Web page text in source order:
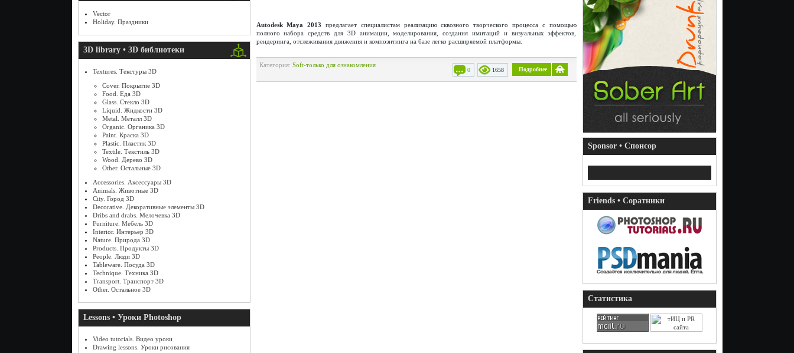
Vector
Holiday. Праздники
3D library • 3D библиотеки
Textures. Текстуры 3D
Cover. Покрытие 3D
Food. Еда 3D
Glass. Стекло 3D
Liquid. Жидкости 3D
Metal. Металл 3D
Organic. Органика 3D
Paint. Краска 3D
Plastic. Пластик 3D
Textile. Текстиль 3D
Wood. Дерево 3D
Other. Остальные 3D
Accessories. Аксессуары 3D
Animals. Животные 3D
City. Город 3D
Decorative. Декоративные элементы 3D
Dribs and drabs. Мелочевка 3D
Furniture. Мебель 3D
Interior. Интерьер 3D
Nature. Природа 3D
Products. Продукты 3D
People. Люди 3D
Tableware. Посуда 3D
Technique. Техника 3D
Transport. Транспорт 3D
Other. Остальное 3D
Lessons • Уроки Photoshop
Video tutorials. Видео уроки
Drawing lessons. Уроки рисования
Autodesk Maya 2013 предлагает специалистам реализацию сквозного творческого процесса с помощью
полного набора средств для 3D анимации, моделирования, создания имитаций и визуальных эффектов,
рендеринга, отслеживания движения и композитинга на базе легко расширяемой платформы.
Категория: Soft-только для ознакомления
Подробнее
1658
0
Sponsor • Спонсор
Friends • Соратники
Статистика